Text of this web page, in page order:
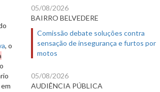
, o
05/08/2026
BAIRRO BELVEDERE
Comissão debate soluções contra
sensação de insegurança e furtos por
motos
05/08/2026
AUDIÊNCIA PÚBLICA